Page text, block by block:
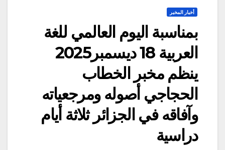
أخبار المخبر
بمناسبة اليوم العالمي للغة
العربية 18 ديسمبر2025
ينظم مخبر الخطاب
الحجاجي أصوله ومرجعياته
وآفاقه في الجزائر ثلاثة أيام
دراسية